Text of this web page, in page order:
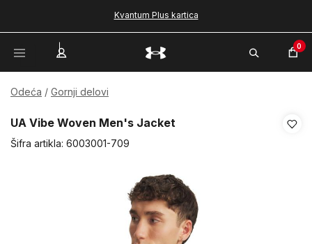
Kvantum Plus kartica
0
Odeća Gornji delovi
UA Vibe Woven Men's Jacket
Šifra artikla: 6003001-709